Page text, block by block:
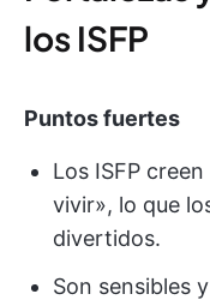
los ISFP
Puntos fuertes
Los ISFP
vivir», lo que
divertidos.
Son sensibles